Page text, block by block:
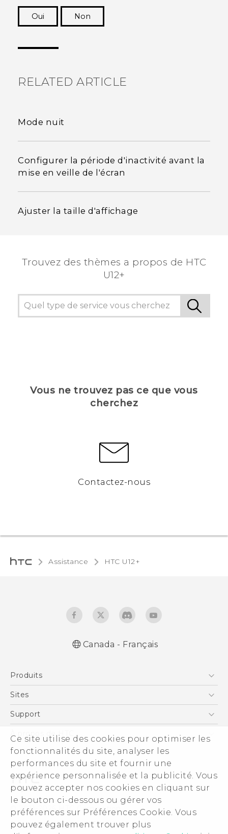
Ce site utilise des cookies pour optimiser les
fonctionnalités du site, analyser les
performances du site et fournir une
expérience personnalisée et la publicité. Vous
pouvez accepter nos cookies en cliquant sur
le bouton ci-dessous ou gérer vos
préférences sur Préférences Cookie. Vous
pouvez également trouver plus
Oui
Non
RELATED ARTICLE
Mode nuit
Configurer la période d'inactivité avant la
mise en veille de l'écran
Ajuster la taille d'affichage
Trouvez des thèmes a propos de HTC
U12+
Vous ne trouvez pas ce que vous
cherchez
Contactez-nous
Assistance HTC U12+‎
Canada - Français
Produits
5G
EXODUS
VIVE
VIVEPORT
Sites
HTC Dev
Support
Statut de la commande
Aide à la commande
Politique de garantie
À propos de HTC
ESG
Investisseurs (Anglais)
Sécurité du produit
Politique de confidentialité
Carrières
Security and Privacy Whitepaper
© 2011-2026 HTC Corporation
Documents légaux HTC